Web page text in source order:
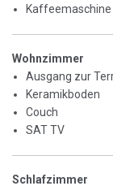
Kaffeemaschine
Wohnzimmer
Ausgang zur
Keramikboden
Couch
SAT TV
Schlafzimmer